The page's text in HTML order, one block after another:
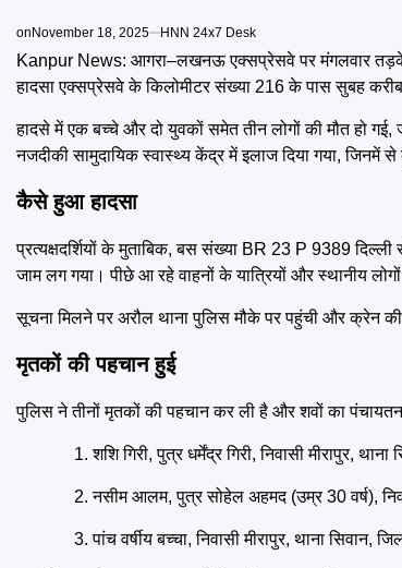
onNovember 18, 2025 HNN 24x7 Desk
Kanpur News: आगरा–लखनऊ एक्सप्रेसवे पर मंगलवार तड़के
हादसा एक्सप्रेसवे के किलोमीटर संख्या 216 के पास सुबह
हादसे में एक बच्चे और दो युवकों समेत तीन लोगों की मौत हो
नजदीकी सामुदायिक स्वास्थ्य केंद्र में इलाज दिया गया, जिनमें
कैसे हुआ हादसा
प्रत्यक्षदर्शियों के मुताबिक, बस संख्या BR 23 P 9389
जाम लग गया। पीछे आ रहे वाहनों के यात्रियों और स्थानीय
सूचना मिलने पर अरौल थाना पुलिस मौके पर पहुंची और क्रेन
मृतकों की पहचान हुई
पुलिस ने तीनों मृतकों की पहचान कर ली है और शवों का
शशि गिरी, पुत्र धर्मेंद्र गिरी, निवासी मीरापुर, थाना
नसीम आलम, पुत्र सोहेल अहमद (उम्र 30 वर्ष),
पांच वर्षीय बच्चा, निवासी मीरापुर, थाना सिवान,